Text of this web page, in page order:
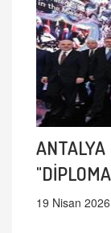
ANTALYA
19 Nisan